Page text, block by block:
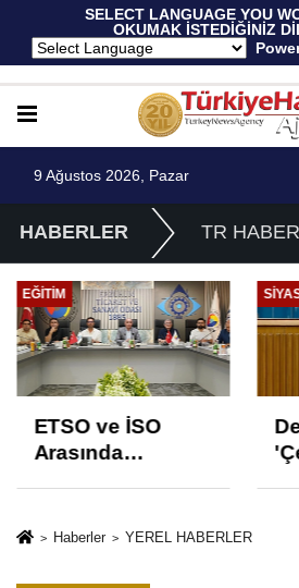
SELECT LANGUAGE YOU
OKUMAK İSTEDİĞİNİZ
9 Ağustos 2026, Pazar
HABERLER TR HABER
EĞITIM
ETSO ve İSO
Arasında
Protokolü
Haberler YEREL HABERLER